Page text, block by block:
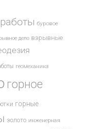
буровое
дело взрывные
геомеханика
горное
горные
золото инженерная